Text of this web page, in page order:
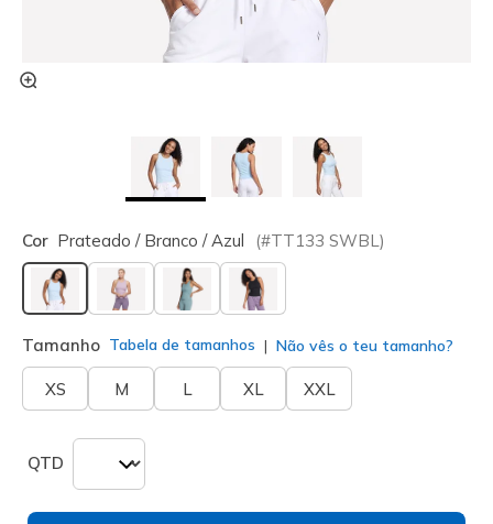
Cor Prateado / Branco / Azul (#TT133 SWBL )
selecionado
Tamanho Tabela de tamanhos Não vês o teu tamanho?
XS M L XL XXL
QTD